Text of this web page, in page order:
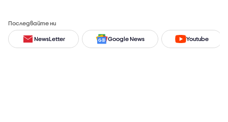
Последвайте ни
NewsLetter Google News Youtube